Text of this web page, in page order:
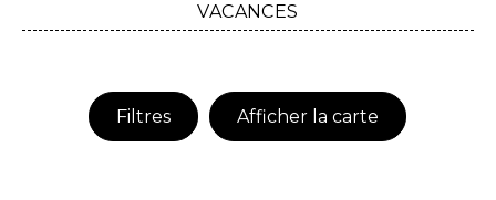
VACANCES
Filtres Afficher la carte